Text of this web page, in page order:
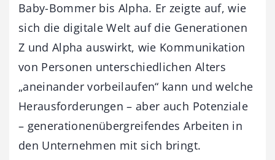
Baby-Bommer bis Alpha. Er zeigte auf, wie
sich die digitale Welt auf die Generationen
Z und Alpha auswirkt, wie Kommunikation
von Personen unterschiedlichen Alters
„aneinander vorbeilaufen“ kann und welche
Herausforderungen – aber auch Potenziale
– generationenübergreifendes Arbeiten in
den Unternehmen mit sich bringt.